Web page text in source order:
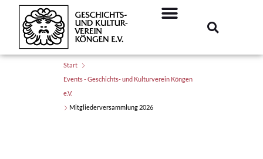
Start
Events - Geschichts- und Kulturverein Köngen
e.V.
Mitgliederversammlung 2026